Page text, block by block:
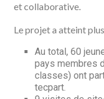
et collaborative.
Le projet a atteint
Au total, 60
pays membres
classes) ont
tecpart.